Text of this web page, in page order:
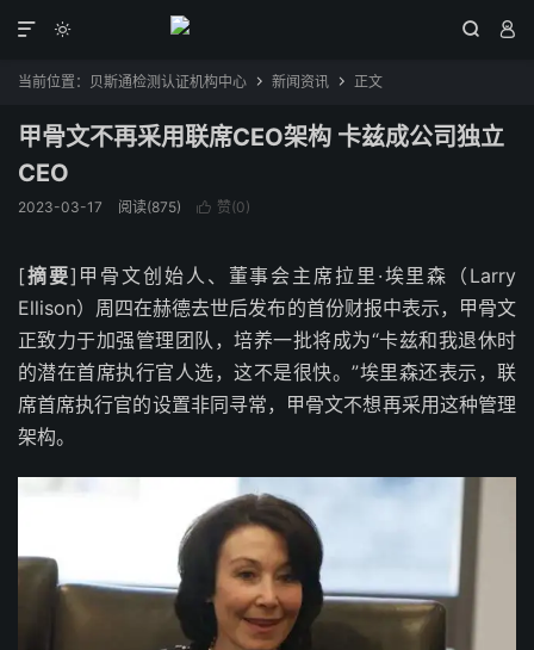
  

当前位置： 贝斯通检测认证机构中心  新闻资讯  正文
甲骨文不再采用联席CEO架构 卡兹成公司独立
CEO
2023-03-17 阅读(875)  赞(0)
[摘要]甲骨文创始人、董事会主席拉里·埃里森（Larry
Ellison）周四在赫德去世后发布的首份财报中表示，甲骨文
正致力于加强管理团队，培养一批将成为“卡兹和我退休时
的潜在首席执行官人选，这不是很快。”埃里森还表示，联
席首席执行官的设置非同寻常，甲骨文不想再采用这种管理
架构。